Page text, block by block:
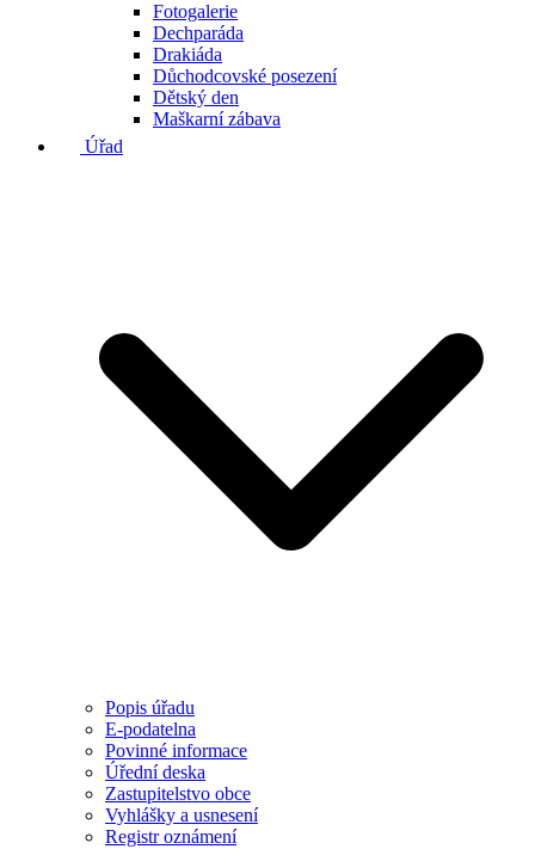
Fotogalerie
Dechparáda
Drakiáda
Důchodcovské posezení
Dětský den
Maškarní zábava
Úřad
Popis úřadu
E-podatelna
Povinné informace
Úřední deska
Zastupitelstvo obce
Vyhlášky a usnesení
Registr oznámení